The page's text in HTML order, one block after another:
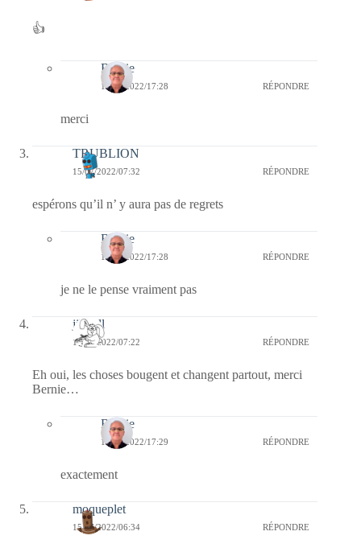
👍
Bernie
15/07/2022/17:28 RÉPONDRE
merci
TRUBLION
15/07/2022/07:32 RÉPONDRE
espérons qu’il n’ y aura pas de regrets
Bernie
15/07/2022/17:28 RÉPONDRE
je ne le pense vraiment pas
jill bill
15/07/2022/07:22 RÉPONDRE
Eh oui, les choses bougent et changent partout, merci
Bernie…
Bernie
15/07/2022/17:29 RÉPONDRE
exactement
moqueplet
15/07/2022/06:34 RÉPONDRE